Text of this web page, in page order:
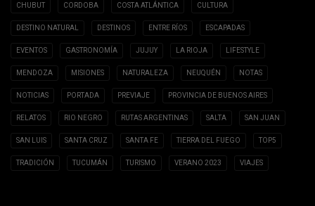
CHUBUT CORDOBA COSTA ATLÁNTICA CULTURA
DESTINO NATURAL DESTINOS ENTRE RÍOS ESCAPADAS
EVENTOS GASTRONOMÍA JUJUY LA RIOJA LIFESTYLE
MENDOZA MISIONES NATURALEZA NEUQUÉN NOTAS
NOTICIAS PORTADA PREVIAJE PROVINCIA DE BUENOS AIRES
RELATOS RIO NEGRO RUTAS ARGENTINAS SALTA SAN JUAN
SAN LUIS SANTA CRUZ SANTA FE TIERRA DEL FUEGO TOP5
TRADICIÓN TUCUMÁN TURISMO VERANO 2023 VIAJES